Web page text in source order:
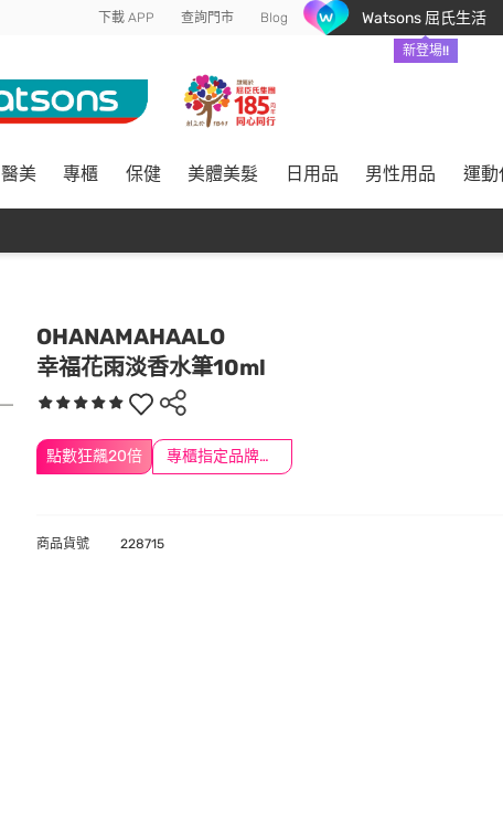
下載 APP 查詢門市 Blog Watsons 屈氏生活
新登場!!
醫美 專櫃 保健 美體美髮 日用品 男性用品 運動
OHANAMAHAALO
幸福花雨淡香水筆10ml
點數狂飆20倍 專櫃指定品牌滿2000送$200
商品貨號 228715